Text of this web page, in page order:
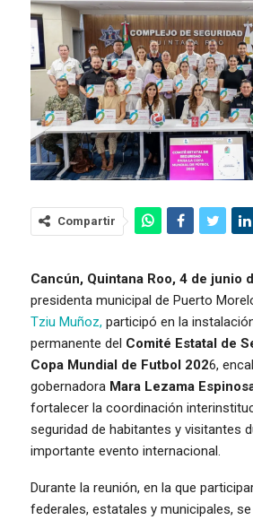
Compartir
Cancún, Quintana Roo, 4 de junio
presidenta municipal de Puerto
Tziu Muñoz, participó en la
permanente del Comité Estatal de
Copa Mundial de Futbol 2026,
gobernadora Mara Lezama
fortalecer la coordinación
seguridad de habitantes y visitantes
importante evento internacional.
Durante la reunión, en la que
federales, estatales y municipales,